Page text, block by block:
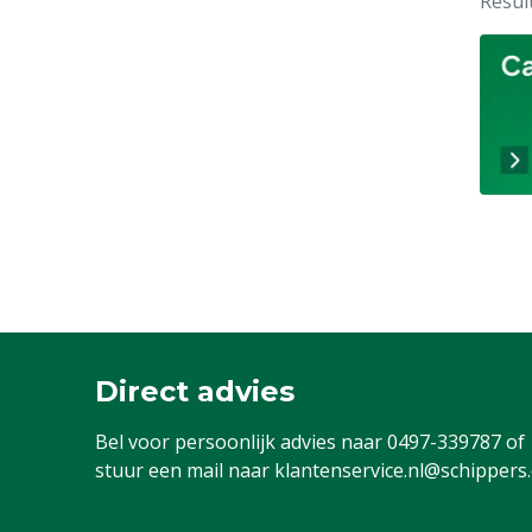
Direct advies
Bel voor persoonlijk advies naar0497-339787of
stuur een mail naar